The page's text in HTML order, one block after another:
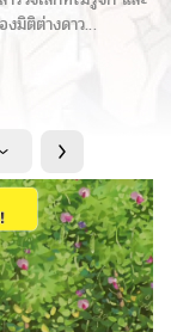
งมิติต่างดาว…